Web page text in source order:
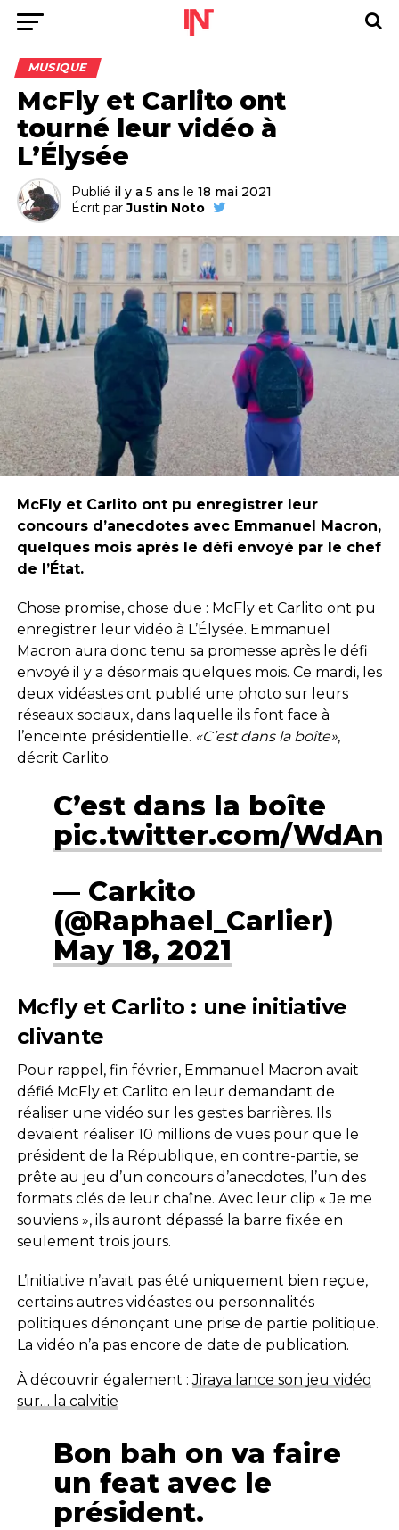
MUSIQUE
McFly et Carlito ont
tourné leur vidéo à
L’Élysée
Publié il y a 5 ans le 18 mai 2021
Écrit par Justin Noto
McFly et Carlito ont pu enregistrer leur
concours d’anecdotes avec Emmanuel Macron,
quelques mois après le défi envoyé par le chef
de l’État.
Chose promise, chose due : McFly et Carlito ont pu
enregistrer leur vidéo à L’Élysée. Emmanuel
Macron aura donc tenu sa promesse après le défi
envoyé il y a désormais quelques mois. Ce mardi, les
deux vidéastes ont publié une photo sur leurs
réseaux sociaux, dans laquelle ils font face à
l’enceinte présidentielle. «C’est dans la boîte»,
décrit Carlito.
C’est dans la boîte
pic.twitter.com/
— Carkito
(@Raphael_Carlier)
May 18, 2021
Mcfly et Carlito : une initiative
clivante
Pour rappel, fin février, Emmanuel Macron avait
défié McFly et Carlito en leur demandant de
réaliser une vidéo sur les gestes barrières. Ils
devaient réaliser 10 millions de vues pour que le
président de la République, en contre-partie, se
prête au jeu d’un concours d’anecdotes, l’un des
formats clés de leur chaîne. Avec leur clip « Je me
souviens », ils auront dépassé la barre fixée en
seulement trois jours.
L’initiative n’avait pas été uniquement bien reçue,
certains autres vidéastes ou personnalités
politiques dénonçant une prise de partie politique.
La vidéo n’a pas encore de date de publication.
À découvrir également :Jiraya lance son jeu vidéo
sur… la calvitie
Bon bah on va faire
un feat avec le
président.